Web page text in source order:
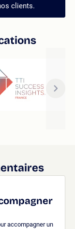
clients.
accompagner un